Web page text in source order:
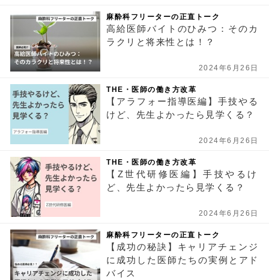
麻酔科フリーターの正直トーク
高給医師バイトのひみつ：そのカ
ラクリと将来性とは！？
2024年6月26日
THE・医師の働き方改革
【アラフォー指導医編】手技やる
けど、先生よかったら見学くる？
2024年6月26日
THE・医師の働き方改革
【Z世代研修医編】手技やるけ
ど、先生よかったら見学くる？
2024年6月26日
麻酔科フリーターの正直トーク
【成功の秘訣】キャリアチェンジ
に成功した医師たちの実例とアド
バイス